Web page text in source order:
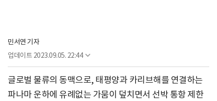
민서연 기자
업데이트 2023.09.05. 22:44
글로벌 물류의 동맥으로, 태평양과 카리브해를 연결하는
파나마 운하에 유례없는 가뭄이 덮치면서 선박 통항 제한